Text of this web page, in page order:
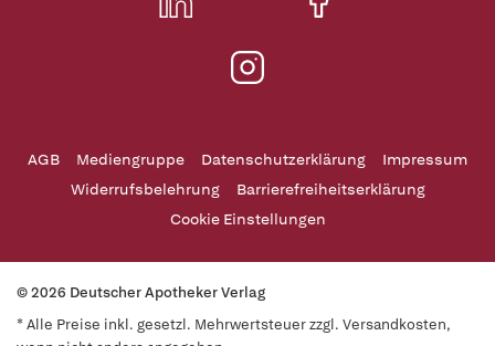
AGB Mediengruppe Datenschutzerklärung
Impressum
Widerrufsbelehrung
Barrierefreiheitserklärung
Cookie Einstellungen
© 2026 Deutscher Apotheker Verlag
* Alle Preise inkl. gesetzl. Mehrwertsteuer zzgl. Versandkosten,